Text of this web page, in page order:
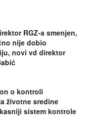
RGZ-a smenjen,
nije dobio
novi vd direktor
o kontroli
životne sredine
sistem kontrole